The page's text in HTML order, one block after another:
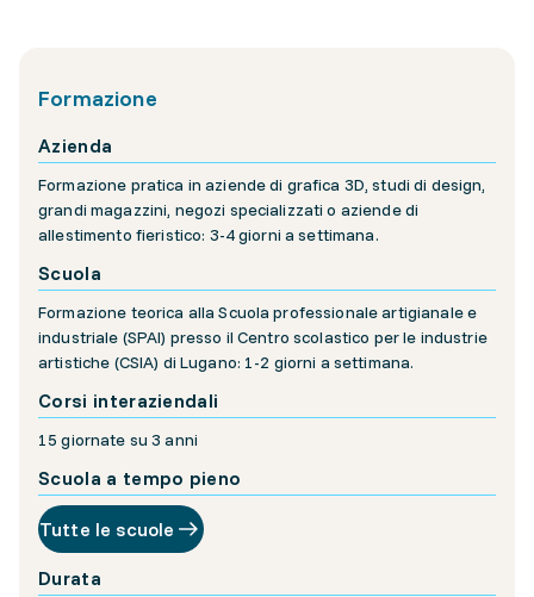
Formazione
Azienda
Formazione pratica in aziende di grafica 3D, studi di design,
grandi magazzini, negozi specializzati o aziende di
allestimento fieristico: 3-4 giorni a settimana.
Scuola
Formazione teorica alla Scuola professionale artigianale e
industriale (SPAI) presso il Centro scolastico per le industrie
artistiche (CSIA) di Lugano: 1-2 giorni a settimana.
Corsi interaziendali
15 giornate su 3 anni
Scuola a tempo pieno
Tutte le scuole
Durata